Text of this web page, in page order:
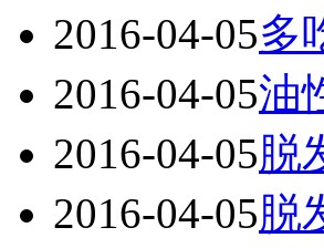
2016-04-05多
2016-04-05油
2016-04-05脱
2016-04-05脱